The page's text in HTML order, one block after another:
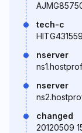
tech-c
nserver
nserver
changed
20120509